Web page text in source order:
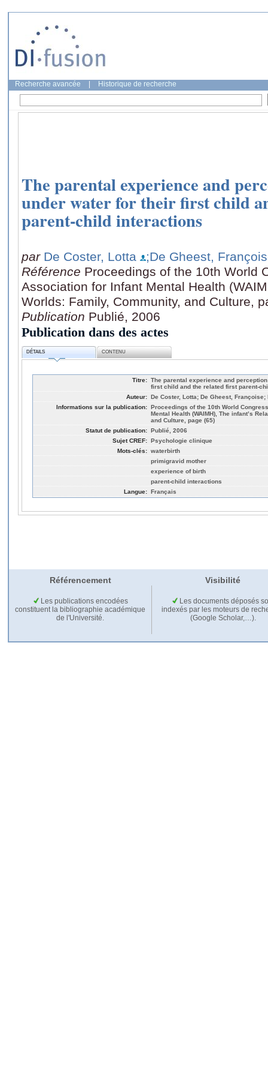
Recherche avancée Historique de recherche
The parental experience and
under water for their first child
parent-child interactions
par De Coster, Lotta
;De Gheest,
Référence Proceedings of the 10th World
Association for Infant Mental Health
Worlds: Family, Community, and Culture,
Publication Publié, 2006
Publication dans des actes
DÉTAILS CONTENU
Titre: The parental experience and
first child and the related first parent-
Auteur: De Coster, Lotta; De Gheest, Françoise;
Informations sur la publication: Proceedings of the 10th World
Mental Health (WAIMH), The infant’s
and Culture, page (65)
Statut de publication: Publié, 2006
Sujet CREF: Psychologie clinique
Mots-clés: waterbirth
primigravid mother
experience of birth
parent-child interactions
Langue: Français
Référencement Visibilité
Les publications encodées
constituent la bibliographie académique
de l'Université.
Les documents déposés
indexés par les moteurs de
(Google Scholar,…).